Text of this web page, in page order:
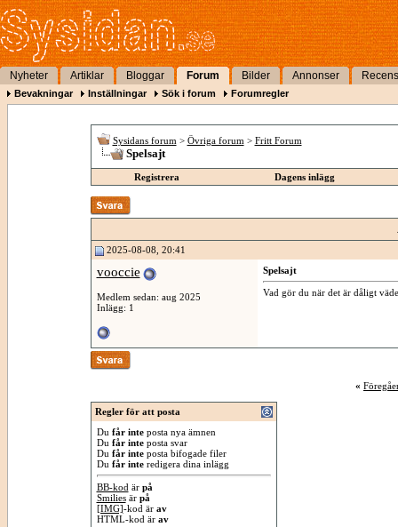
Nyheter Artiklar Bloggar Forum Bilder Annonser
Bevakningar Inställningar Sök i forum Forumregler
Sysidans forum > Övriga forum > Fritt Forum
Spelsajt
Registrera Dagens inlägg
2025-08-08, 20:41
vooccie
Medlem sedan: aug 2025
Inlägg: 1
Spelsajt
Vad gör du när det är dåligt
«
Regler för att posta
Du får inteposta nya ämnen
Du får inteposta svar
Du får inteposta bifogade filer
Du får interedigera dina inlägg
BB-kod är på
Smiliesär på
[IMG]-kod är av
HTML-kod är av